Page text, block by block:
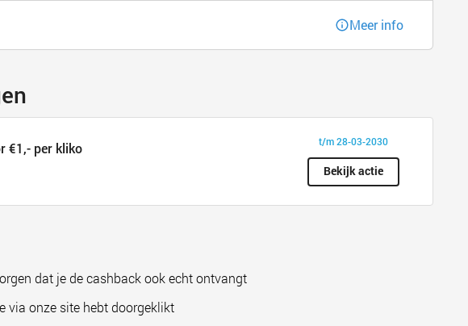
Meer info
€1,- per kliko
t/m 28-03-2030
Bekijk actie
dat je de cashback ook echt ontvangt
via onze site hebt doorgeklikt